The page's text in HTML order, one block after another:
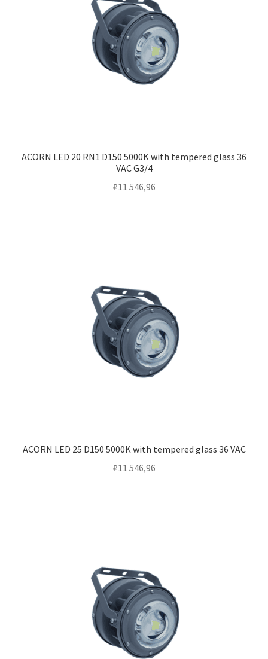
ACORN LED 20 RN1 D150 5000K with tempered glass 36
VAC G3/4
₽11 546,96
ACORN LED 25 D150 5000K with tempered glass 36 VAC
₽11 546,96